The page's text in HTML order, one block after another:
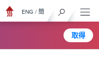
取得
ENG / 簡